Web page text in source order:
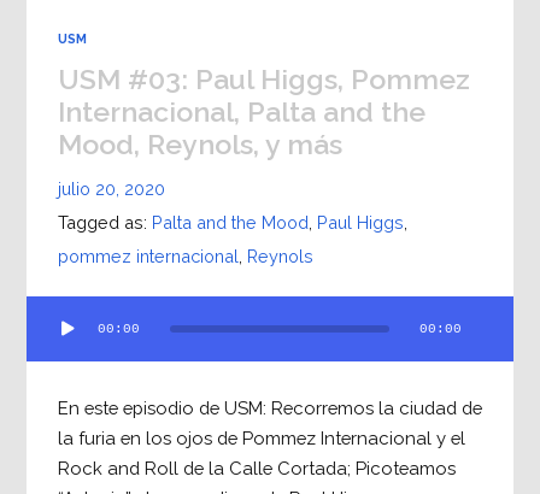
USM
USM #03: Paul Higgs, Pommez
Internacional, Palta and the
Mood, Reynols, y más
julio 20, 2020
Tagged as: Palta and the Mood Paul Higgs
pommez internacional Reynols
00:00 00:00
En este episodio de USM: Recorremos la ciudad de
la furia en los ojos de Pommez Internacional y el
Rock and Roll de la Calle Cortada; Picoteamos